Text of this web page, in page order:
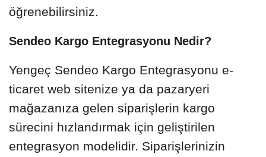
öğrenebilirsiniz.
Sendeo Kargo Entegrasyonu Nedir?
Yengeç Sendeo Kargo Entegrasyonu e-
ticaret web sitenize ya da pazaryeri
mağazanıza gelen siparişlerin kargo
sürecini hızlandırmak için geliştirilen
entegrasyon modelidir. Siparişlerinizin